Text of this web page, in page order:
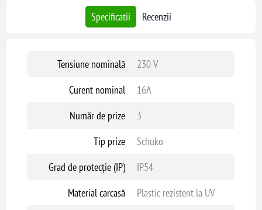
Specificatii Recenzii
Tensiune nominală
230 V
Curent nominal
16A
Număr de prize
3
Tip prize
Schuko
Grad de protecție (IP)
IP54
Material carcasă
Plastic rezistent la UV